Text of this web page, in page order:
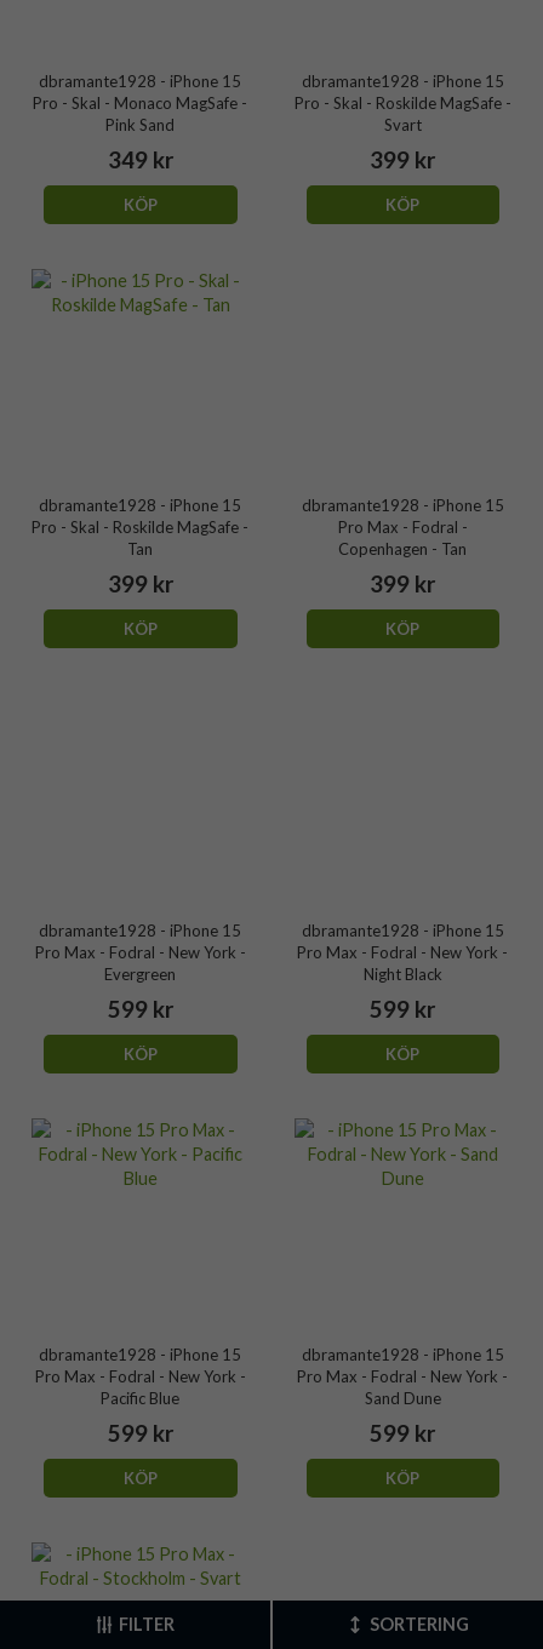
dbramante1928 - iPhone 15
Pro - Skal - Monaco MagSafe -
Pink Sand
349 kr
KÖP
dbramante1928 - iPhone 15
Pro - Skal - Roskilde MagSafe -
Svart
399 kr
KÖP
dbramante1928 - iPhone 15
Pro - Skal - Roskilde MagSafe -
Tan
399 kr
KÖP
dbramante1928 - iPhone 15
Pro Max - Fodral -
Copenhagen - Tan
399 kr
KÖP
dbramante1928 - iPhone 15
Pro Max - Fodral - New York -
Evergreen
599 kr
KÖP
dbramante1928 - iPhone 15
Pro Max - Fodral - New York -
Night Black
599 kr
KÖP
dbramante1928 - iPhone 15
Pro Max - Fodral - New York -
Pacific Blue
599 kr
KÖP
dbramante1928 - iPhone 15
Pro Max - Fodral - New York -
Sand Dune
599 kr
KÖP
FILTER SORTERING